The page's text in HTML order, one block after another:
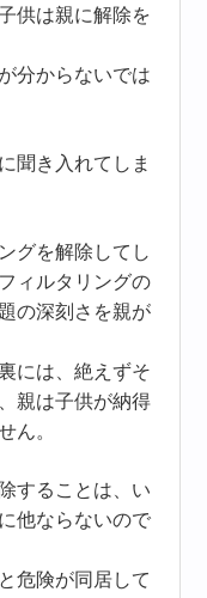
供は親に解除を
分からないでは
聞き入れてしま
グを解除してし
ィルタリングの
の深刻さを親が
には、絶えずそ
親は子供が納得
ん。
することは、い
他ならないので
危険が同居して